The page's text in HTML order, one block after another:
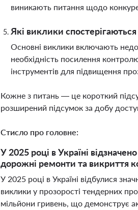
виникають питання щодо
Які виклики спостерігаються
Основні виклики включають
необхідність посилення
інструментів для підвищення
Кожне з питань — це короткий
розширений підсумок за добу
Стисло про головне:
У 2025 році в Україні
дорожні ремонти та викриття
У 2025 році в Україні відбулися
виклики у прозорості тендерних
мільйони гривень, що демонструє